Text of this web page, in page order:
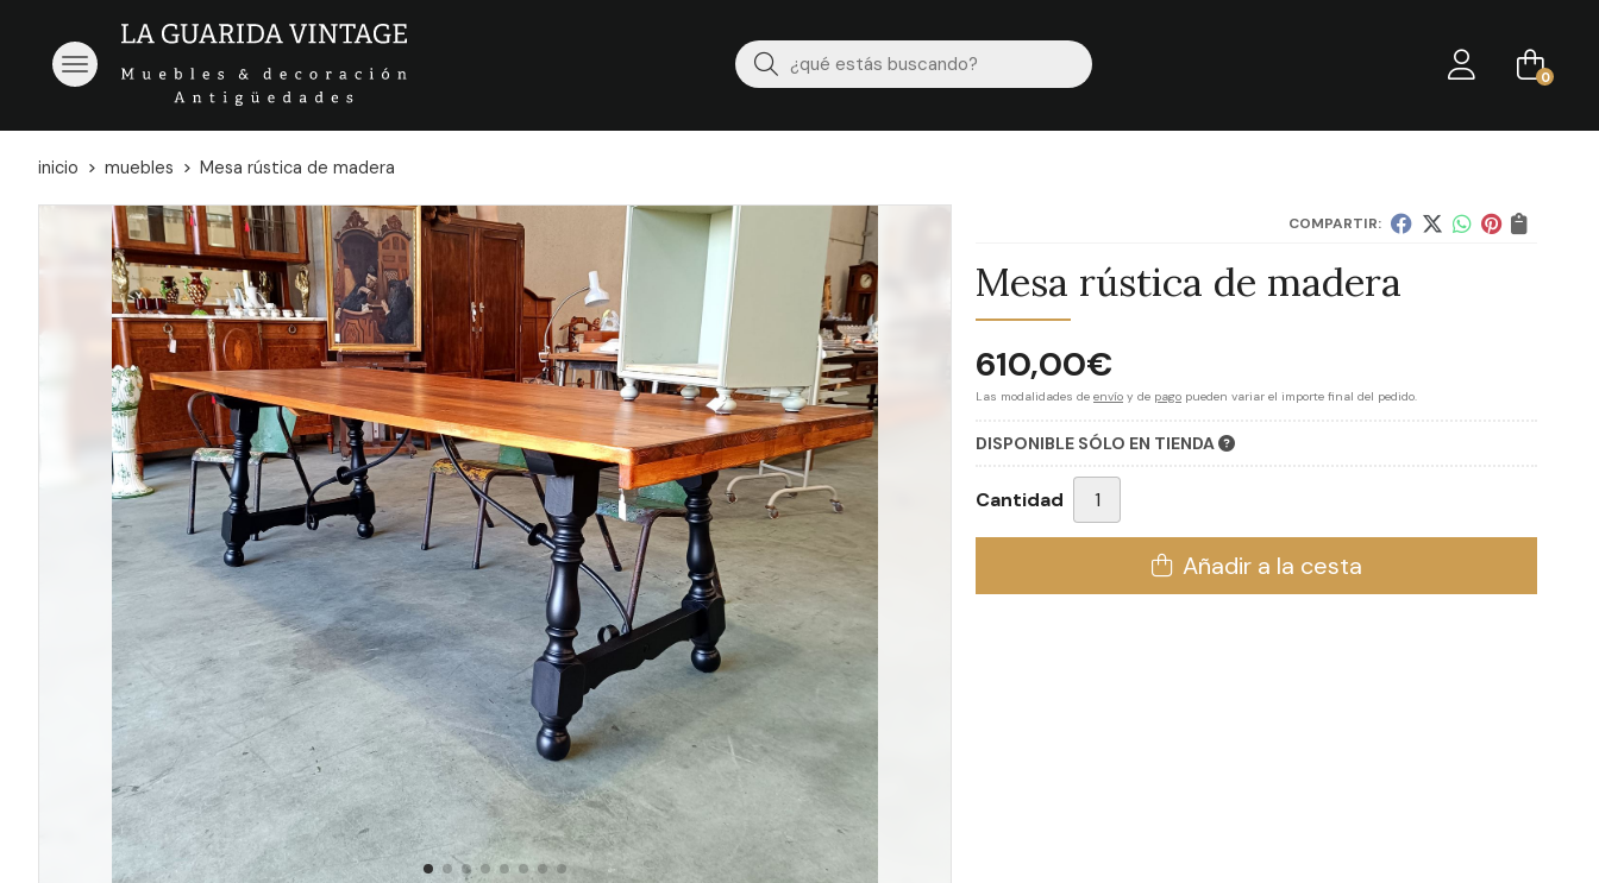
Buscar 0
inicio muebles Mesa rústica de madera
COMPARTIR:
Mesa rústica de madera
610,00€
Las modalidades de envío y de pago pueden variar el importe final del pedido.
DISPONIBLE SÓLO EN TIENDA
Cantidad
Añadir a la cesta